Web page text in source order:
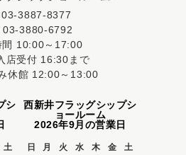
3887-8377
03-3880-6792
間 10:00～17:00
店受付 16:30まで
休館 12:00～13:00
シ
土
西新井フラッグシップシ
ョールーム
2026年9月の営業日
日 月 火 水 木 金 土